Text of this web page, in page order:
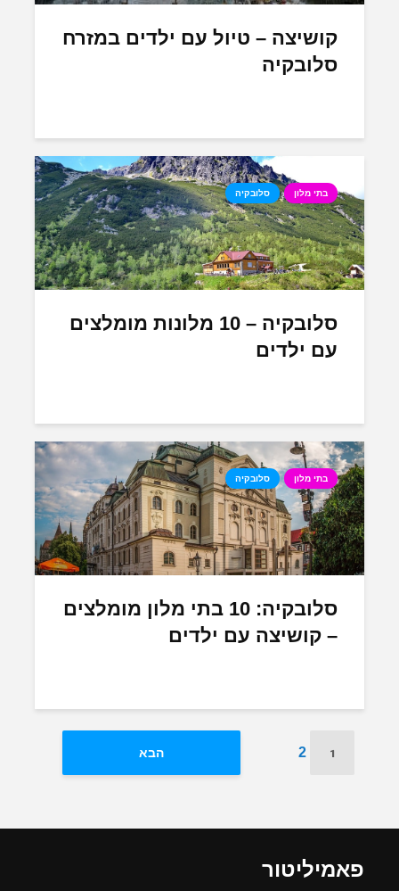
קושיצה – טיול עם ילדים במזרח
סלובקיה
בתי מלון סלובקיה
סלובקיה – 10 מלונות מומלצים
עם ילדים
בתי מלון סלובקיה
סלובקיה: 10 בתי מלון מומלצים
– קושיצה עם ילדים
1
2 הבא
פאמיליטור